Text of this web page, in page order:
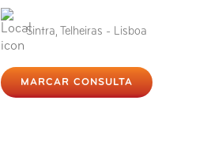
Sintra, Telheiras - Lisboa
MARCAR CONSULTA